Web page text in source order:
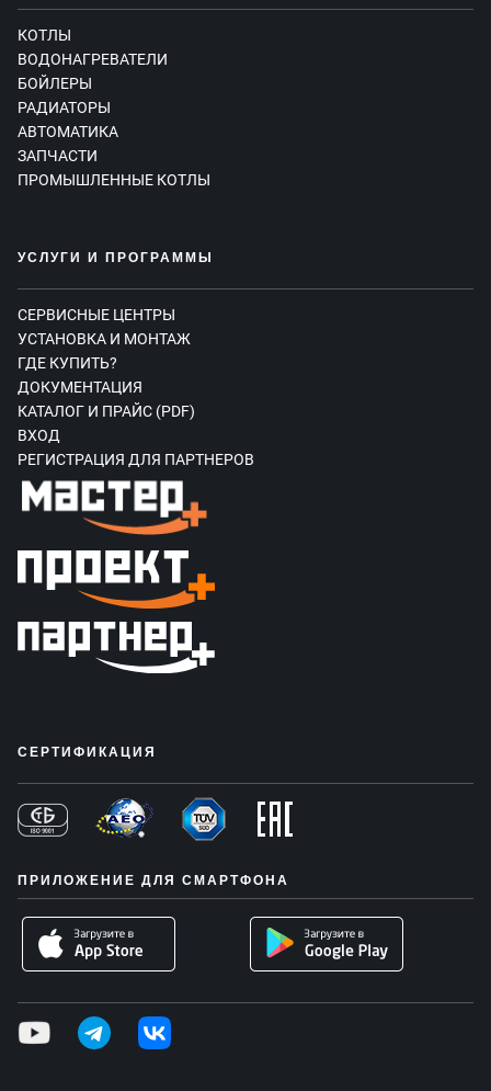
КОТЛЫ
ВОДОНАГРЕВАТЕЛИ
БОЙЛЕРЫ
РАДИАТОРЫ
АВТОМАТИКА
ЗАПЧАСТИ
ПРОМЫШЛЕННЫЕ КОТЛЫ
УСЛУГИ И ПРОГРАММЫ
СЕРВИСНЫЕ ЦЕНТРЫ
УСТАНОВКА И МОНТАЖ
ГДЕ КУПИТЬ?
ДОКУМЕНТАЦИЯ
КАТАЛОГ И ПРАЙС (PDF)
ВХОД
РЕГИСТРАЦИЯ ДЛЯ ПАРТНЕРОВ
СЕРТИФИКАЦИЯ
ПРИЛОЖЕНИЕ ДЛЯ СМАРТФОНА